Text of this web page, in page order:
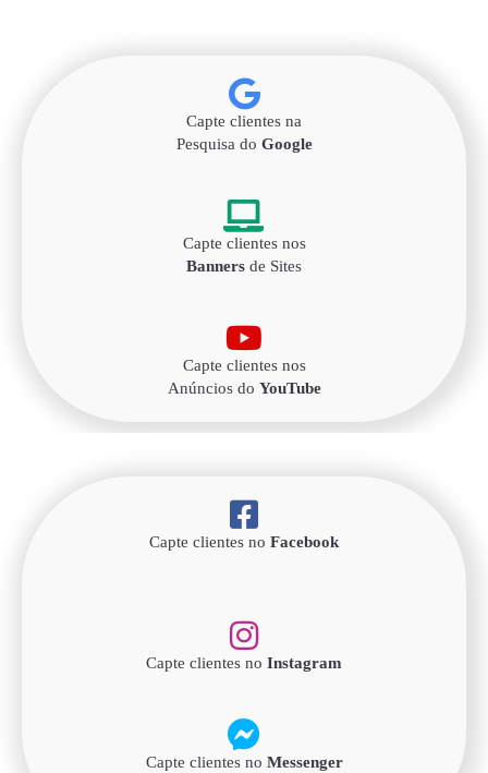
Capte clientes na
Pesquisa do Google
Capte clientes nos
Banners de Sites
Capte clientes nos
Anúncios do YouTube
Capte clientes no Facebook
Capte clientes no Instagram
Capte clientes no Messenger